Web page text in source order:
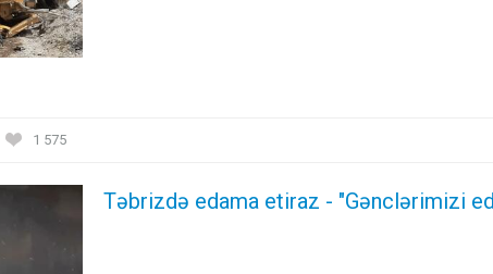
1 575
Təbrizdə edama etiraz - "Gənclərimizi